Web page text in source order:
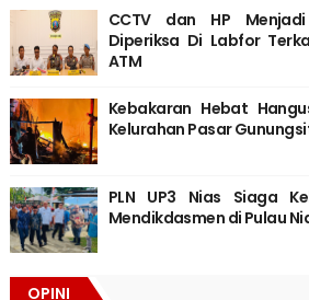
CCTV dan HP
Diperiksa Di Labfor
ATM
Kebakaran Hebat
Kelurahan Pasar
PLN UP3 Nias Siaga
Mendikdasmen di Pulau
OPINI